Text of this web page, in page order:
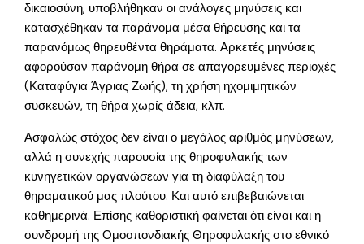
δικαιοσύνη, υποβλήθηκαν οι ανάλογες μηνύσεις και
κατασχέθηκαν τα παράνομα μέσα θήρευσης και τα
παρανόμως θηρευθέντα θηράματα. Αρκετές μηνύσεις
αφορούσαν παράνομη θήρα σε απαγορευμένες περιοχές
(Καταφύγια Άγριας Ζωής), τη χρήση ηχομιμητικών
συσκευών, τη θήρα χωρίς άδεια, κλπ.
Ασφαλώς στόχος δεν είναι ο μεγάλος αριθμός μηνύσεων,
αλλά η συνεχής παρουσία της θηροφυλακής των
κυνηγετικών οργανώσεων για τη διαφύλαξη του
θηραματικού μας πλούτου. Και αυτό επιβεβαιώνεται
καθημερινά. Επίσης καθοριστική φαίνεται ότι είναι και η
συνδρομή της Ομοσπονδιακής Θηροφυλακής στο εθνικό